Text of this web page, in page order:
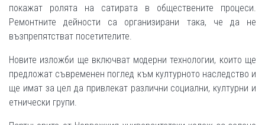
покажат ролята на сатирата в обществените процеси.
Ремонтните дейности са организирани така, че да не
възпрепятстват посетителите.
Новите изложби ще включват модерни технологии, които ще
предложат съвременен поглед към културното наследство и
ще имат за цел да привлекат различни социални, културни и
етнически групи.